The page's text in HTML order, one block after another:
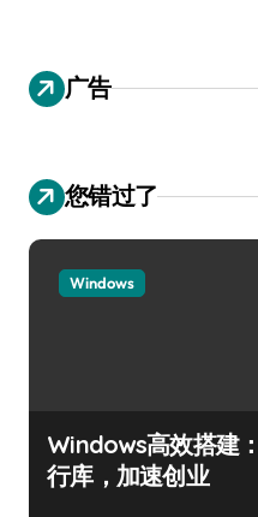
广告
您错过了
Windows
Windows高效搭建
行库，加速创业